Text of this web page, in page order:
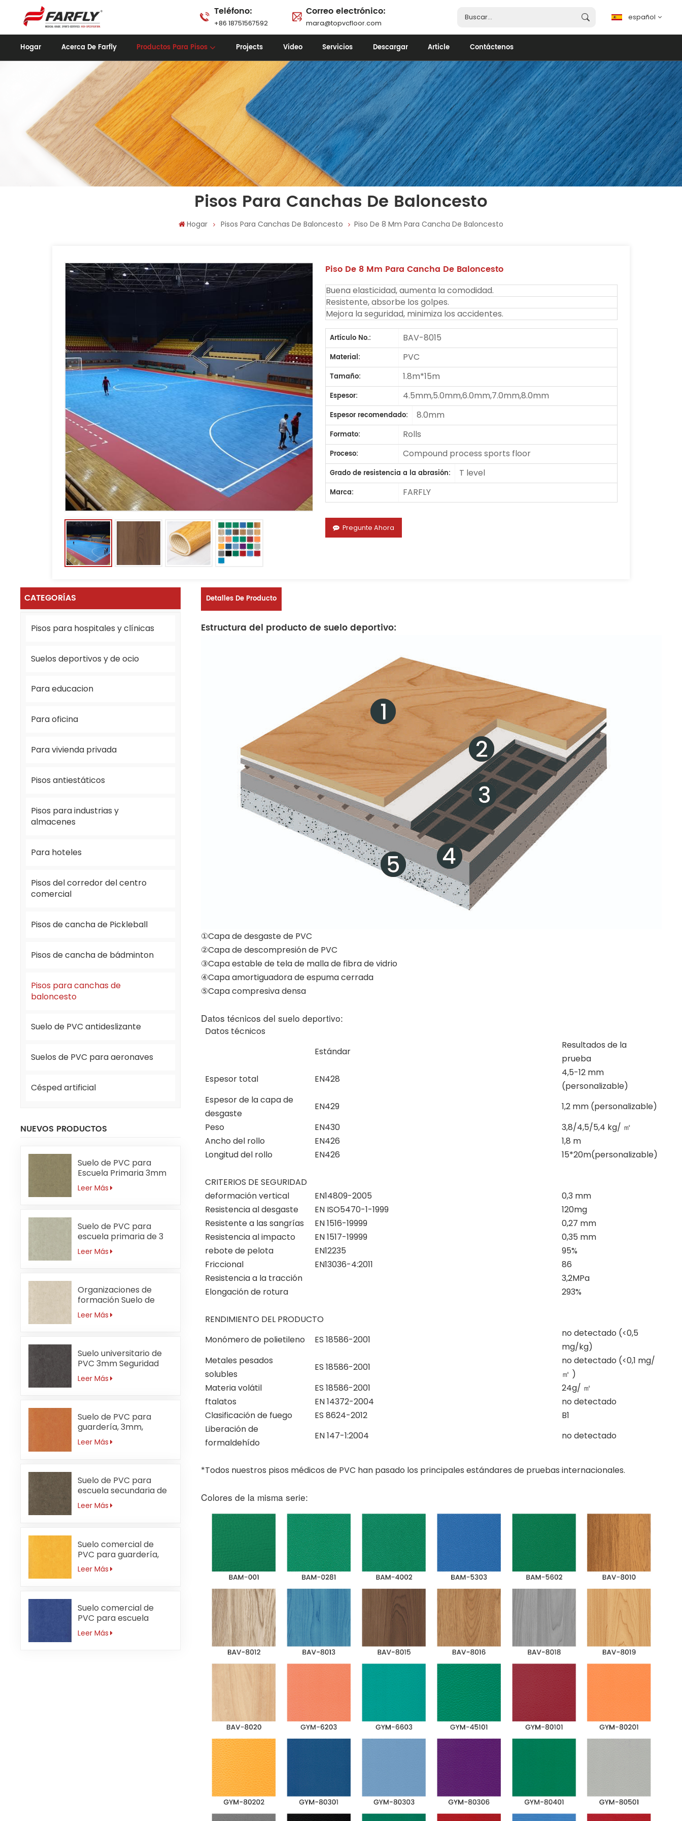
Teléfono:
+86 18751567592
Correo electrónico:
mara@topvcfloor.com
español
español
English
français
português
العربية
Hogar Acerca De Farfly Productos Para Pisos Projects Video Servicios Descargar Article Contáctenos
Pisos Para Canchas De Baloncesto
Hogar Pisos Para Canchas De Baloncesto Piso De 8 Mm Para Cancha De Baloncesto
Piso De 8 Mm Para Cancha De Baloncesto
Buena elasticidad, aumenta la comodidad.
Resistente, absorbe los golpes.
Mejora la seguridad, minimiza los accidentes.
Artículo No.: BAV-8015
Material: PVC
Tamaño: 1.8m*15m
Espesor: 4.5mm,5.0mm,6.0mm,7.0mm,8.0mm
Espesor recomendado: 8.0mm
Formato: Rolls
Proceso: Compound process sports floor
Grado de resistencia a la abrasión: T level
Marca: FARFLY
Pregunte Ahora
CATEGORÍAS
Pisos para hospitales y clínicas
Suelos deportivos y de ocio
Para educacion
Para oficina
Para vivienda privada
Pisos antiestáticos
Pisos para industrias y
almacenes
Para hoteles
Pisos del corredor del centro
comercial
Pisos de cancha de Pickleball
Pisos de cancha de bádminton
Pisos para canchas de
baloncesto
Suelo de PVC antideslizante
Suelos de PVC para aeronaves
Césped artificial
NUEVOS PRODUCTOS
Suelo de PVC para
Escuela Primaria 3mm
Sin Formaldehído
Leer Más
Suelo de PVC para
escuela primaria de 3
mm resistente a ácidos
y álcalis
Leer Más
Organizaciones de
formación Suelo de
PVC 3mm
Antibacteriano
Leer Más
Suelo universitario de
PVC 3mm Seguridad
Leer Más
Suelo de PVC para
guardería, 3mm,
ignífugo, naranja
Leer Más
Suelo de PVC para
escuela secundaria de
3 mm resistente al
desgaste
Leer Más
Suelo comercial de
PVC para guardería,
resistente al agua,
3mm
Leer Más
Suelo comercial de
PVC para escuela
primaria antideslizante
de 3mm
Leer Más
Detalles De Producto
Estructura del producto de suelo deportivo:
①Capa de desgaste de PVC
②Capa de descompresión de PVC
③Capa estable de tela de malla de fibra de vidrio
④Capa amortiguadora de espuma cerrada
⑤Capa compresiva densa
Datos técnicos del suelo deportivo:
Datos técnicos
Estándar
Resultados de la
prueba
Espesor total
EN428
4,5-12 mm
(personalizable)
Espesor de la capa de
desgaste
EN429
1,2 mm (personalizable)
Peso
EN430 3,8/4,5/5,4 kg/ ㎡
Ancho del rollo
EN426
1,8 m
Longitud del rollo
EN426 15*20m(personalizable)
CRITERIOS DE SEGURIDAD
deformación vertical
EN14809-2005
0,3 mm
Resistencia al desgaste
EN ISO5470-1-1999
120mg
Resistente a las sangrías
EN 1516-19999
0,27 mm
Resistencia al impacto
EN 1517-19999
0,35 mm
rebote de pelota
EN12235
95%
Friccional
EN13036-4:2011
86
Resistencia a la tracción
3,2MPa
Elongación de rotura
293%
RENDIMIENTO DEL PRODUCTO
Monómero de polietileno
ES 18586-2001
no detectado (<0,5
mg/kg)
Metales pesados ​​
solubles
ES 18586-2001
no detectado (<0,1 mg/
㎡ )
Materia volátil
ES 18586-2001 24g/ ㎡
ftalatos
EN 14372-2004
no detectado
Clasificación de fuego
ES 8624-2012
B1
Liberación de
formaldehído
EN 147-1:2004 no detectado
*Todos nuestros pisos médicos de PVC han pasado los principales estándares de pruebas internacionales.
Colores de la misma serie: